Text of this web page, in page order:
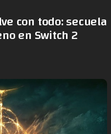
con todo: secuela
en Switch 2